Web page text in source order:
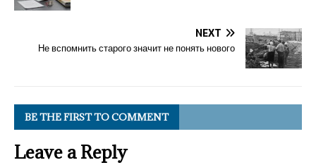
NEXT
Не вспомнить старого значит не понять нового
BE THE FIRST TO COMMENT
Leave a Reply